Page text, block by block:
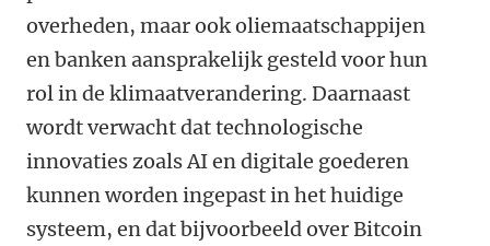
overheden, maar ook oliemaatschappijen
en banken aansprakelijk gesteld voor hun
rol in de klimaatverandering. Daarnaast
wordt verwacht dat technologische
innovaties zoals AI en digitale goederen
kunnen worden ingepast in het huidige
systeem, en dat bijvoorbeeld over Bitcoin